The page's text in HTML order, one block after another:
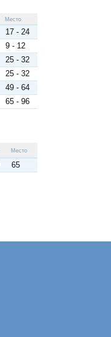
Место
17 - 24
9 - 12
25 - 32
25 - 32
49 - 64
65 - 96
Место
65